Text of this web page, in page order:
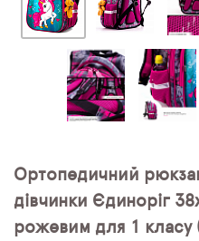
Ортопедичний
дівчинки Єдиноріг
рожевим для 1 класу